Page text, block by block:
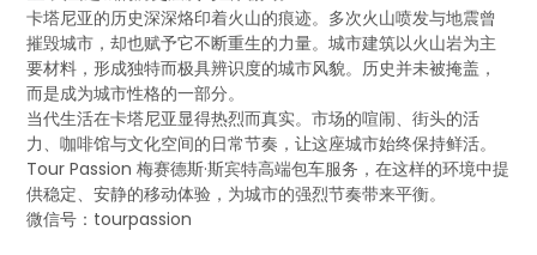
卡塔尼亚的历史深深烙印着火山的痕迹。多次火山喷发与地震曾
摧毁城市，却也赋予它不断重生的力量。城市建筑以火山岩为主
要材料，形成独特而极具辨识度的城市风貌。历史并未被掩盖，
而是成为城市性格的一部分。
当代生活在卡塔尼亚显得热烈而真实。市场的喧闹、街头的活
力、咖啡馆与文化空间的日常节奏，让这座城市始终保持鲜活。
Tour Passion 梅赛德斯·斯宾特高端包车服务，在这样的环境中提
供稳定、安静的移动体验，为城市的强烈节奏带来平衡。
微信号：tourpassion